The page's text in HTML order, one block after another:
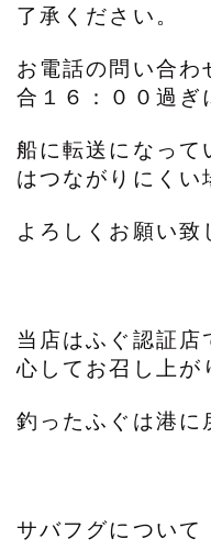
了承ください。
お電話の問い合わ
合１６：００過ぎ
船に転送になって
はつながりにくい
よろしくお願い致
当店はふぐ認証店
心してお召し上が
釣ったふぐは港に
サバフグについて